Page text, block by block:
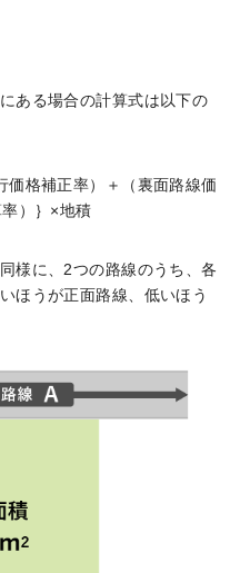
ある場合の計算式は以下の
価格補正率）＋（裏面路線価
）｝×地積
様に、2つの路線のうち、各
ほうが正面路線、低いほう